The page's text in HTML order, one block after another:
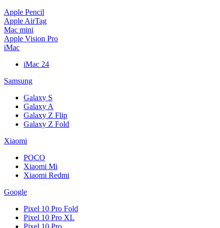
Apple Pencil
Apple AirTag
Mac mini
Apple Vision Pro
iMac
iMac 24
Samsung
Galaxy S
Galaxy A
Galaxy Z Flip
Galaxy Z Fold
Xiaomi
POCO
Xiaomi Mi
Xiaomi Redmi
Google
Pixel 10 Pro Fold
Pixel 10 Pro XL
Pixel 10 Pro